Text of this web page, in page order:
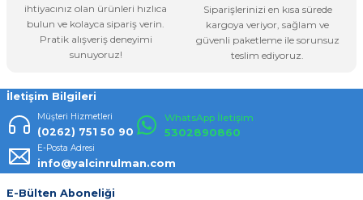
Gönder
ihtiyacınız olan ürünleri hızlıca
bulun ve kolayca sipariş verin.
Pratik alışveriş deneyimi
sunuyoruz!
Siparişlerinizi en kısa sürede
kargoya veriyor, sağlam ve
güvenli paketleme ile sorunsuz
teslim ediyoruz.
İletişim Bilgileri
Müşteri Hizmetleri
(0262) 751 50 90
WhatsApp İletişim
5302890860
E-Posta Adresi
info@yalcinrulman.com
E-Bülten Aboneliği